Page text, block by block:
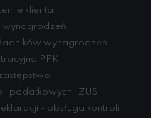
klienta
wynagrodzeń
wynagrodzeń
PPK
podatkowych i ZUS
- obsługa kontroli